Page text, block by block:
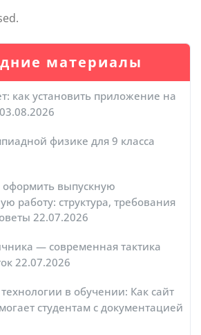
материалы
как установить приложение на
03.08.2026
физике для 9 класса
оформить выпускную
работу: структура, требования
22.07.2026
— современная тактика
22.07.2026
в обучении: Как сайт
студентам с документацией